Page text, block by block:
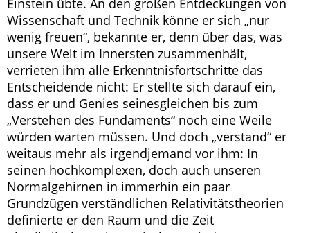
Einstein übte. An den großen Entdeckungen von
Wissenschaft und Technik könne er sich „nur
wenig freuen“, bekannte er, denn über das, was
unsere Welt im Innersten zusammenhält,
verrieten ihm alle Erkenntnisfortschritte das
Entscheidende nicht: Er stellte sich darauf ein,
dass er und Genies seinesgleichen bis zum
„Verstehen des Fundaments“ noch eine Weile
würden warten müssen. Und doch „verstand“ er
weitaus mehr als irgendjemand vor ihm: In
seinen hochkomplexen, doch auch unseren
Normalgehirnen in immerhin ein paar
Grundzügen verständlichen Relativitätstheorien
definierte er den Raum und die Zeit